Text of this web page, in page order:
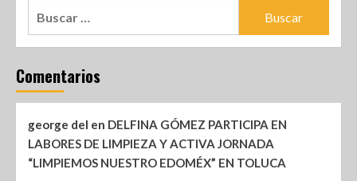
Comentarios
george del en DELFINA GÓMEZ PARTICIPA EN
LABORES DE LIMPIEZA Y ACTIVA JORNADA
“LIMPIEMOS NUESTRO EDOMÉX” EN TOLUCA